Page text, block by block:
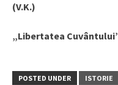
(V.K.)
„Libertatea
POSTED UNDER ISTORIE